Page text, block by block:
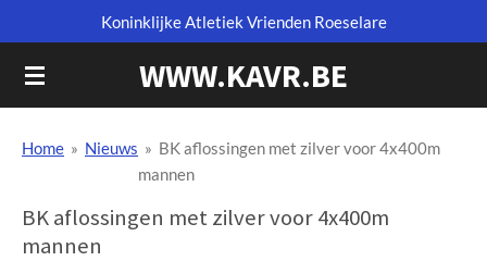
direct
naar
WWW.KAVR.BE
Koninklijke Atletiek Vrienden Roeselare
Home » Nieuws » BK aflossingen met zilver voor 4x400m
mannen
BK aflossingen met zilver voor 4x400m
mannen